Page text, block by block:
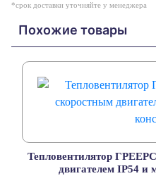
*срок доставки уточняйте у менеджера
Похожие товары
Тепловентилятор
двигателем IP54 и